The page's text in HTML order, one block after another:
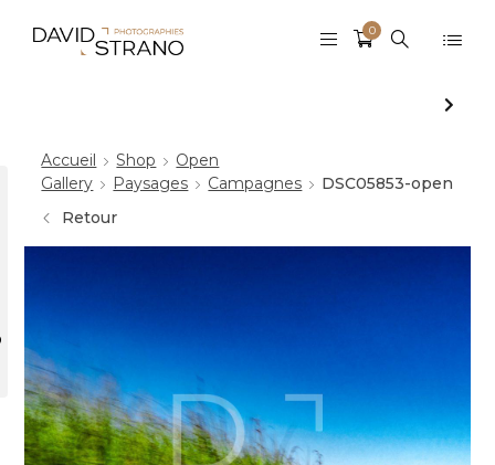
0
Accueil Shop
Open
Gallery
Paysages Campagnes
DSC05853-open
Retour